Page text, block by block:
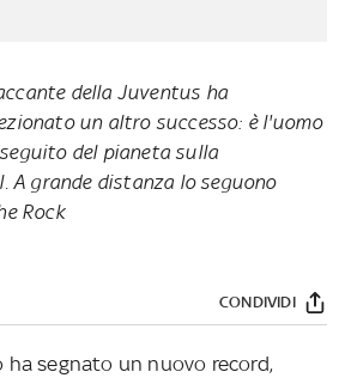
della Juventus ha
un altro successo: è l'uomo
del pianeta sulla
A grande distanza lo seguono
Rock
CONDIVIDI
ha segnato un nuovo record,